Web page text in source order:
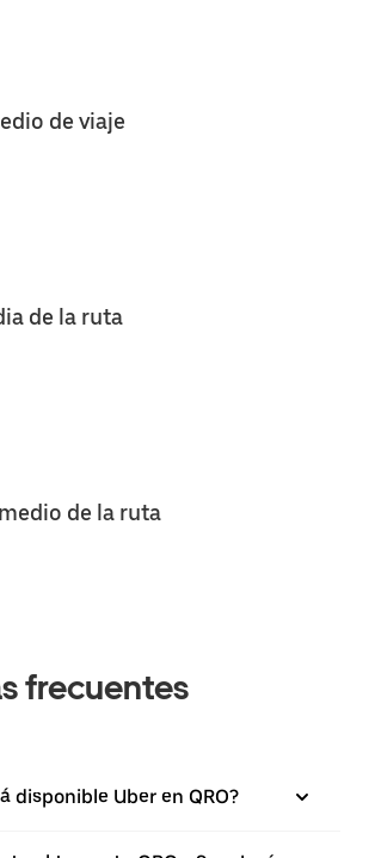
de viaje
de la ruta
de la ruta
frecuentes
disponible Uber en QRO?